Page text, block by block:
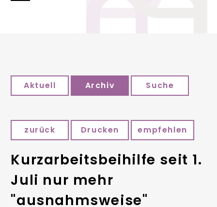
Aktuell Archiv Suche
zurück Drucken empfehlen
Kurzarbeitsbeihilfe seit 1.
Juli nur mehr
"ausnahmsweise"